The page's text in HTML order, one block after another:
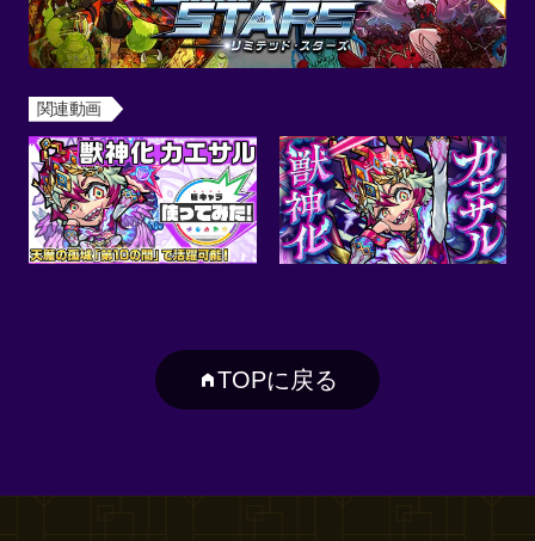
関連動画
TOPに戻る